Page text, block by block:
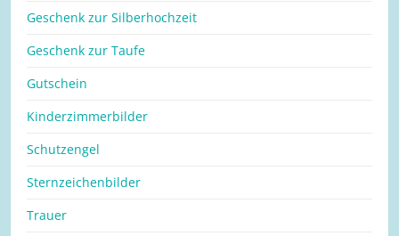
Geschenk zur Silberhochzeit
Geschenk zur Taufe
Gutschein
Kinderzimmerbilder
Schutzengel
Sternzeichenbilder
Trauer